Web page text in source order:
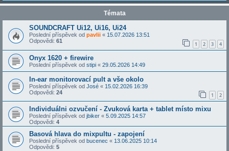
Témata
SOUNDCRAFT Ui12, Ui16, Ui24
Poslední příspěvek od pavlii « 15.07.2026 13:51
Odpovědi: 61 1 2 3 4
Onyx 1620 + firewire
Poslední příspěvek od stipi « 29.05.2026 14:49
In-ear monitorovací pult a vše okolo
Poslední příspěvek od José « 15.02.2026 16:39
Odpovědi: 24 1 2
Individuálni ozvučení - Zvuková karta + tablet místo mixu
Poslední příspěvek od jbiker « 5.09.2025 14:57
Odpovědi: 4
Basová hlava do mixpultu - zapojení
Poslední příspěvek od bucenec « 13.06.2025 10:14
Odpovědi: 5